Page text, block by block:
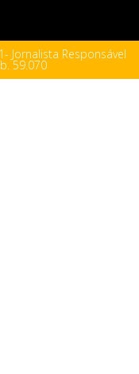
Jornalista Responsável
59.070